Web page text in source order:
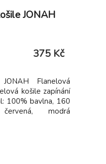
JONAH
375 Kč
Flanelová
košile zapínání
100% bavlna, 160
modrá